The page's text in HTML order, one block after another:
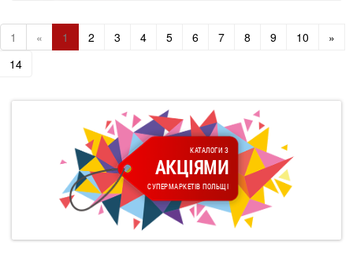
1 « 1 2 3 4 5 6 7 8 9 10
»
14
КАТАЛОГИ З
АКЦІЯМИ
СУПЕРМАРКЕТІВ ПОЛЬЩІ